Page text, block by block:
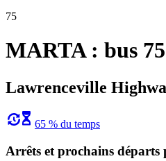
75
MARTA : bus 75
Lawrenceville
65 % du temps
Arrêts et prochains